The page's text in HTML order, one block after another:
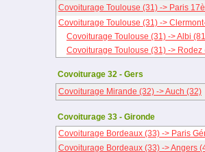
Covoiturage Toulouse (31) -> Paris
Covoiturage Toulouse (31) ->
Covoiturage Toulouse (31) -> Albi
Covoiturage Toulouse (31) -> Rodez
Covoiturage 32 - Gers
Covoiturage Mirande (32) -> Auch (32)
Covoiturage 33 - Gironde
Covoiturage Bordeaux (33) -> Paris
Covoiturage Bordeaux (33) -> Angers